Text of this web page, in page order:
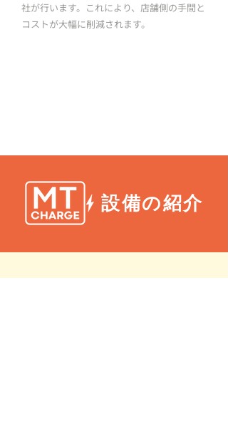
社が行います。これにより、店舗側の手間と
コストが大幅に削減されます。
設備の紹介